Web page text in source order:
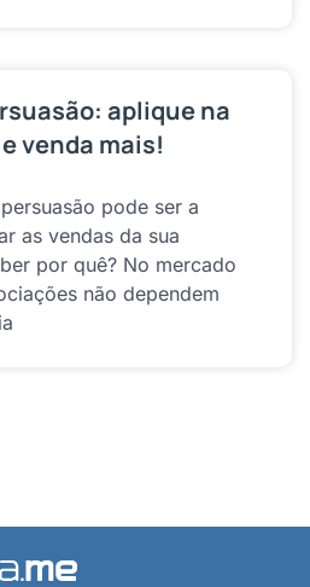
aplique na
venda mais!
pode ser a
as vendas da sua
por quê? No mercado
não dependem